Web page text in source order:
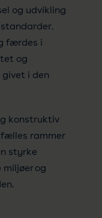
og udvikling
færdes i
og
i den
konstruktiv
fælles rammer
styrke
og